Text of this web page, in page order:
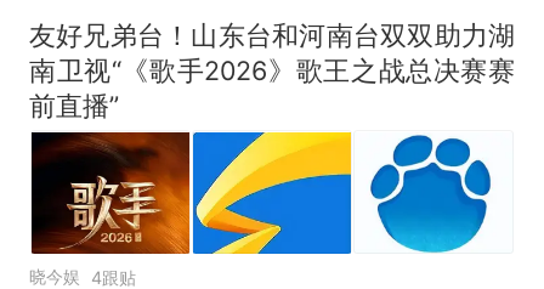
来源：参考消息）
笔试第一被第二名传话劝弃考
官方通报
热
那个在床头放菜刀的女孩，
人生
友好兄弟台！山东台和河南台双双助力湖
南卫视“《歌手2026》歌王之战总决赛赛
前直播”
晓今娱 4跟贴